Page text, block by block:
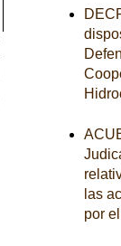
las
por